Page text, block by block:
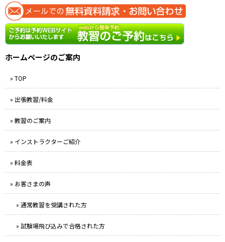
ホームページのご案内
» TOP
» 出張教習/料金
» 教習のご案内
» インストラクターご紹介
» 料金表
» お客さまの声
» 通常教習を受講された方
» 試験場飛び込みで合格された方